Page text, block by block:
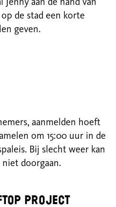
Jenny aan de hand van
de stad een korte
geven.
aanmelden hoeft
om 15:00 uur in de
Bij slecht weer kan
doorgaan.
project